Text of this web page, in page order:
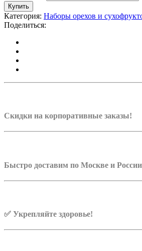
Купить
Категория: Наборы орехов и
Поделиться:
Скидки на корпоративные заказы!
Быстро доставим по Москве и
✅ Укрепляйте здоровье!